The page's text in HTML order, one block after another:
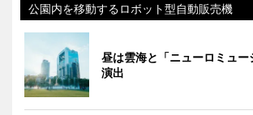
公園内を移動するロボット型自動販売機
昼は雲海と「ニューロミュー
演出